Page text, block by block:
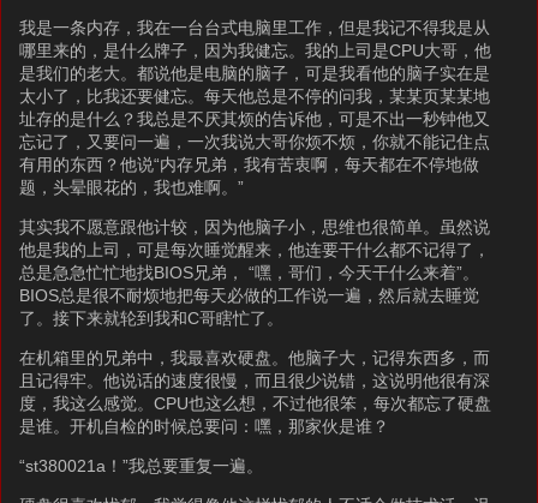
我是一条内存，我在一台台式电脑里工作，但是我记不得我是从
哪里来的，是什么牌子，因为我健忘。我的上司是CPU大哥，他
是我们的老大。都说他是电脑的脑子，可是我看他的脑子实在是
太小了，比我还要健忘。每天他总是不停的问我，某某页某某地
址存的是什么？我总是不厌其烦的告诉他，可是不出一秒钟他又
忘记了，又要问一遍，一次我说大哥你烦不烦，你就不能记住点
有用的东西？他说“内存兄弟，我有苦衷啊，每天都在不停地做
题，头晕眼花的，我也难啊。”
其实我不愿意跟他计较，因为他脑子小，思维也很简单。虽然说
他是我的上司，可是每次睡觉醒来，他连要干什么都不记得了，
总是急急忙忙地找BIOS兄弟， “嘿，哥们，今天干什么来着”。
BIOS总是很不耐烦地把每天必做的工作说一遍，然后就去睡觉
了。接下来就轮到我和C哥瞎忙了。
在机箱里的兄弟中，我最喜欢硬盘。他脑子大，记得东西多，而
且记得牢。他说话的速度很慢，而且很少说错，这说明他很有深
度，我这么感觉。CPU也这么想，不过他很笨，每次都忘了硬盘
是谁。开机自检的时候总要问：嘿，那家伙是谁？
“st380021a！”我总要重复一遍。